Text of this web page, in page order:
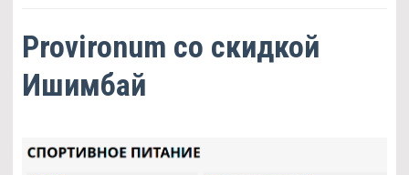
Provironum со скидкой
Ишимбай